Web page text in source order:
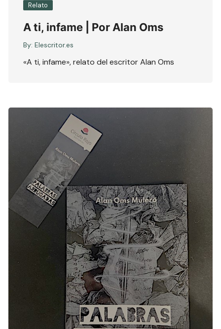
Relato
A ti, infame | Por Alan Oms
By: Elescritor.es
«A ti, infame», relato del escritor Alan Oms